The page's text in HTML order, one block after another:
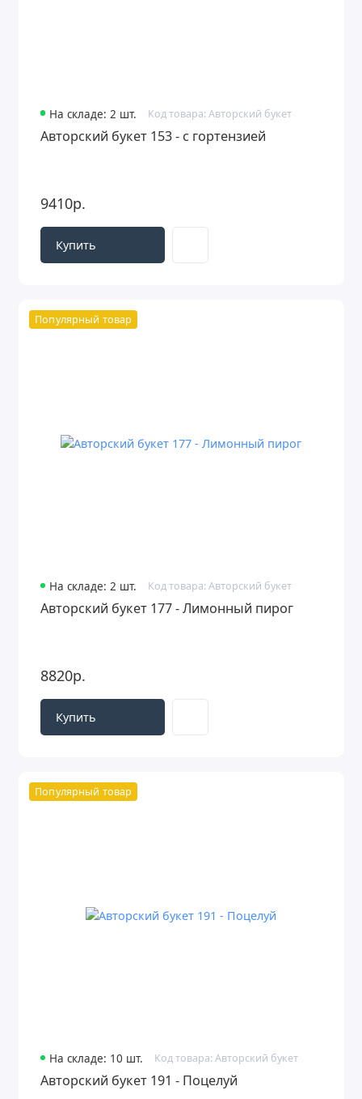
На складе: 2 шт. Код товара: Авторский букет
Авторский букет 153 - с гортензией
9410р.
Купить
Популярный товар
На складе: 2 шт. Код товара: Авторский букет
Авторский букет 177 - Лимонный пирог
8820р.
Купить
Популярный товар
На складе: 10 шт. Код товара: Авторский букет
Авторский букет 191 - Поцелуй